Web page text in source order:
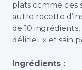
plats comme des
autre recette
de 10
délicieux et sain
Ingrédients :